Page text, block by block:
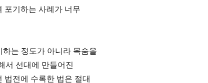
포기하는 사례가 너무
는 정도가 아니라 목숨을
서 선대에 만들어진
법전에 수록한 법은 절대